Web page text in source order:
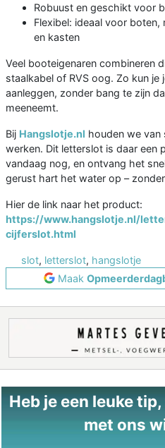
Robuust en geschikt voor
Flexibel: ideaal voor
en kasten
Veel booteigenaren combineren
staalkabel of RVS oog. Zo kun
aanleggen, zonder bang te zijn
meeneemt.
Bij Hangslotje.nl houden we van
werken. Dit letterslot is daar een
vandaag nog, en ontvang het
gerust hart het water op –
Hier de link naar het product:
https://www.hangslotje.nl/
cijferslot.html
slot, letterslot, hangslotje
Maak
Heb je een leuke
met ons